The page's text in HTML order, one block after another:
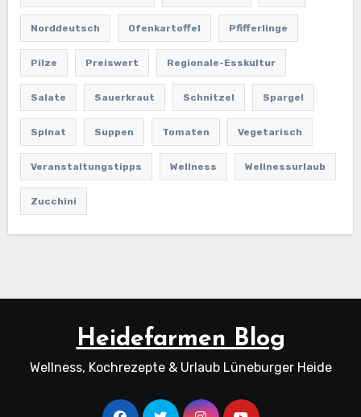
Norddeutsch Ofenkartoffel Pfifferlinge
Pilze Preiswert Regionale-Esskultur
Salate Sauerkraut Schnitzel Spargel
Spinat Suppen Tomaten Vegetarisch
Veranstaltungstipps Wellness Wellnessurlaub
Zucchini
Heidefarmen Blog
Wellness, Kochrezepte & Urlaub Lüneburger Heide